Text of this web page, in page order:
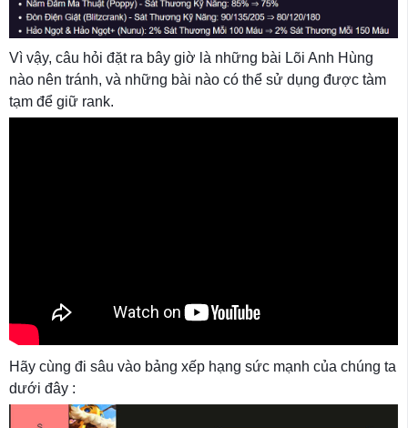
Vì vậy, câu hỏi đặt ra bây giờ là những bài Lõi Anh Hùng
nào nên tránh, và những bài nào có thể sử dụng được tàm
tạm để giữ rank.
Hãy cùng đi sâu vào bảng xếp hạng sức mạnh của chúng ta
dưới đây :